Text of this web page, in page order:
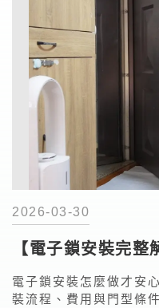
2026-03-30
【電子鎖安裝完
流程、費用與門型
電子鎖安裝怎麼做才安
裝流程、費用與門型條